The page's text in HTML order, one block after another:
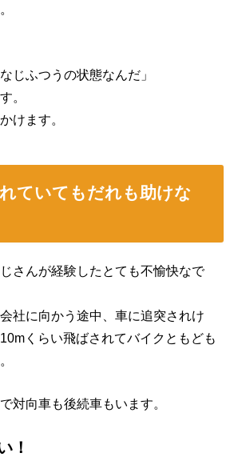
じふつうの状態なんだ」
。
けます。
ていてもだれも助けな
さんが経験したとても不愉快なで
社に向かう途中、車に追突されけ
くらい飛ばされてバイクともども
対向車も後続車もいます。
！